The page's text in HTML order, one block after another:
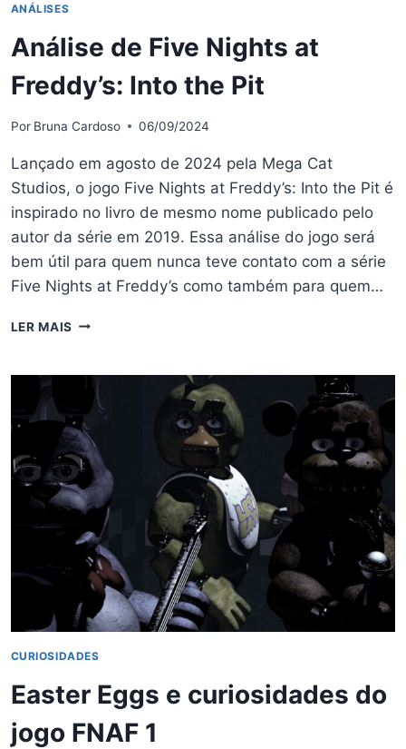
ANÁLISES
Análise de Five Nights at
Freddy’s: Into the Pit
Por Bruna Cardoso 06/09/2024
Lançado em agosto de 2024 pela Mega Cat
Studios, o jogo Five Nights at Freddy’s: Into the Pit é
inspirado no livro de mesmo nome publicado pelo
autor da série em 2019. Essa análise do jogo será
bem útil para quem nunca teve contato com a série
Five Nights at Freddy’s como também para quem…
LER MAIS ANÁLISE
NIGHTS
FREDDY’S:
INTO
THE
PIT
CURIOSIDADES
Easter Eggs e curiosidades do
jogo FNAF 1